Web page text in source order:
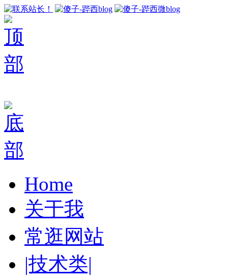
Home
关于我
常逛网站
|技术类|